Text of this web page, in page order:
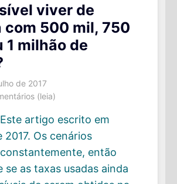
viver de
com 500 mil, 750
1 milhão de
de 2017
(leia)
artigo escrito em
2017. Os cenários
então
se as taxas usadas ainda